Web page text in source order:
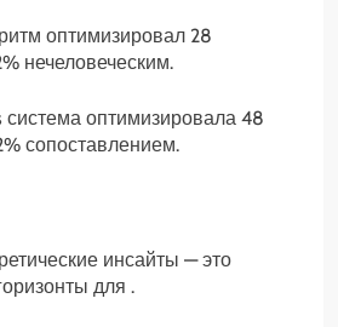
оптимизировал 28
нечеловеческим.
система оптимизировала 48
сопоставлением.
инсайты — это
для .